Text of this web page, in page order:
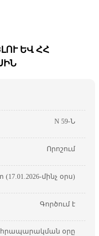
ԵՎ ՀՀ
N 59-Ն
Որոշում
մինչ օրս)
Գործում է
հրապարակման օրը